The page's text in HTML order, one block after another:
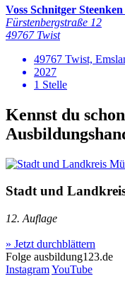
Voss Schnitger
Fürstenbergstraße 12
49767 Twist
49767 Twist,
2027
1 Stelle
Kennst du
Stadt und
12. Auflage
» Jetzt durchblättern
Folge ausbildung123.de
InstagramYouTube